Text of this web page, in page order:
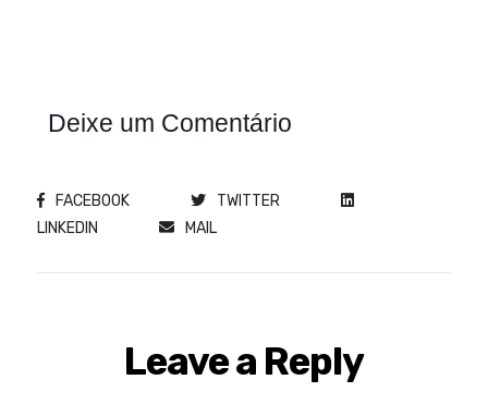
Deixe um Comentário
FACEBOOK
TWITTER
LINKEDIN
MAIL
Leave a Reply